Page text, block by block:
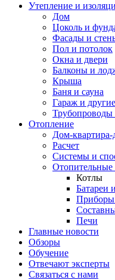
Утепление и
Дом
Цоколь и
Фасады и
Пол и потолок
Окна и двери
Балконы и
Крыша
Баня и сауна
Гараж и
Отопление
Дом-квартира-
Расчет
Системы и
Котлы
Батареи
Приборы
Печи
Главные новости
Обзоры
Обучение
Отвечают эксперты
Связаться с нами